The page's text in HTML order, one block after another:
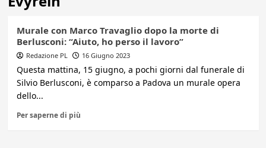
Murale con Marco Travaglio dopo la morte di
Berlusconi: “Aiuto, ho perso il lavoro”
Redazione PL 16 Giugno 2023
Questa mattina, 15 giugno, a pochi giorni dal funerale di
Silvio Berlusconi, è comparso a Padova un murale opera
dello...
Per saperne di più